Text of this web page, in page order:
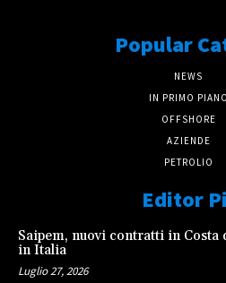
Popular
NEWS
IN PRIMO PIANO
OFFSHORE
AZIENDE
PETROLIO
Editor
Saipem, nuovi contratti in Costa
in Italia
Luglio 27, 2026